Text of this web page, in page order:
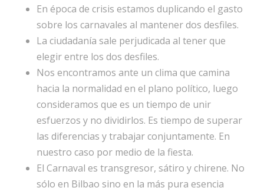
En época de crisis estamos duplicando el gasto
sobre los carnavales al mantener dos desfiles.
La ciudadanía sale perjudicada al tener que
elegir entre los dos desfiles.
Nos encontramos ante un clima que camina
hacia la normalidad en el plano político, luego
consideramos que es un tiempo de unir
esfuerzos y no dividirlos. Es tiempo de superar
las diferencias y trabajar conjuntamente. En
nuestro caso por medio de la fiesta.
El Carnaval es transgresor, sátiro y chirene. No
sólo en Bilbao sino en la más pura esencia